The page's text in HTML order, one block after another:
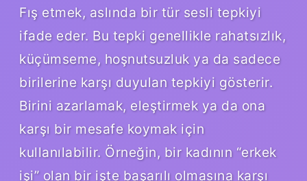
Fış etmek, aslında bir tür sesli tepkiyi
ifade eder. Bu tepki genellikle rahatsızlık,
küçümseme, hoşnutsuzluk ya da sadece
birilerine karşı duyulan tepkiyi gösterir.
Birini azarlamak, eleştirmek ya da ona
karşı bir mesafe koymak için
kullanılabilir. Örneğin, bir kadının “erkek
işi” olan bir işte başarılı olmasına karşı